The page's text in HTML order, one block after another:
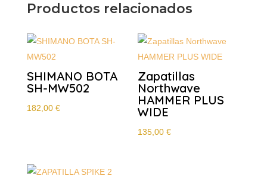
Productos relacionados
SHIMANO BOTA
SH-MW502
182,00 €
Zapatillas
Northwave
HAMMER PLUS
WIDE
135,00€